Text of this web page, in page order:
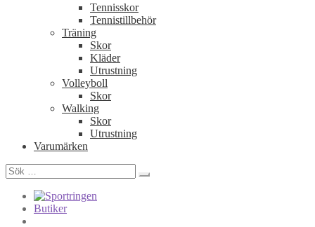
Tennisskor
Tennistillbehör
Träning
Skor
Kläder
Utrustning
Volleyboll
Skor
Walking
Skor
Utrustning
Varumärken
Sök
efter:
Butiker